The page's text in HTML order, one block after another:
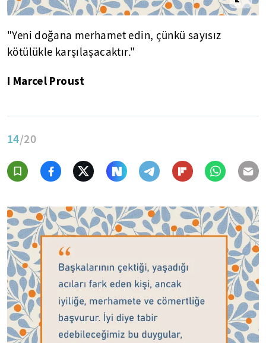
"Yeni doğana merhamet edin, çünkü sayısız
kötülükle karşılaşacaktır."
I Marcel Proust
14/20